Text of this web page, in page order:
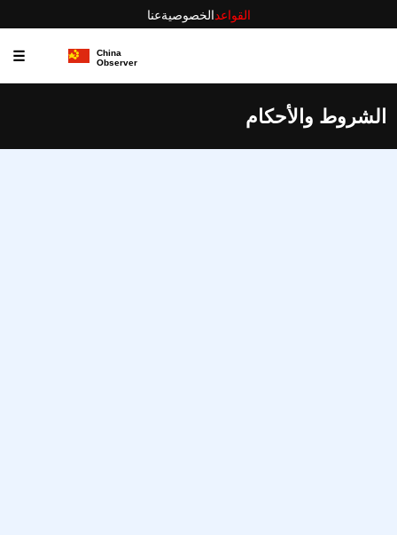
عناالخصوصيةالقواعد
☰
الشروط والأحكام